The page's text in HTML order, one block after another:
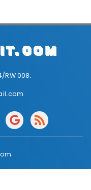
RW 008.